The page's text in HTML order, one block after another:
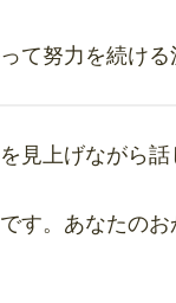
て努力を続ける
見上げながら話
す。あなたの